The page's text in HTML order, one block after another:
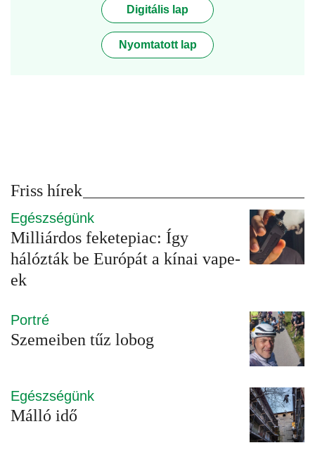
Digitális lap
Nyomtatott lap
Friss hírek
Egészségünk
Milliárdos feketepiac: Így
hálózták be Európát a kínai vape-
ek
Portré
Szemeiben tűz lobog
Egészségünk
Málló idő